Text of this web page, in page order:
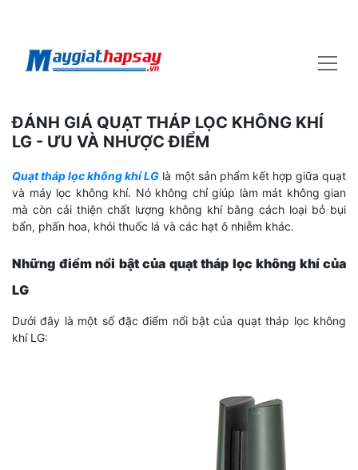
ĐÁNH GIÁ QUẠT THÁP LỌC KHÔNG KHÍ
LG - ƯU VÀ NHƯỢC ĐIỂM
Quạt tháp lọc không khí LG là một sản phẩm kết hợp giữa quạt
và máy lọc không khí. Nó không chỉ giúp làm mát không gian
mà còn cải thiện chất lượng không khí bằng cách loại bỏ bụi
bẩn, phấn hoa, khói thuốc lá và các hạt ô nhiễm khác.
Những điểm nổi bật của quạt tháp lọc không khí của
LG
Dưới đây là một số đặc điểm nổi bật của quạt tháp lọc không
khí LG: